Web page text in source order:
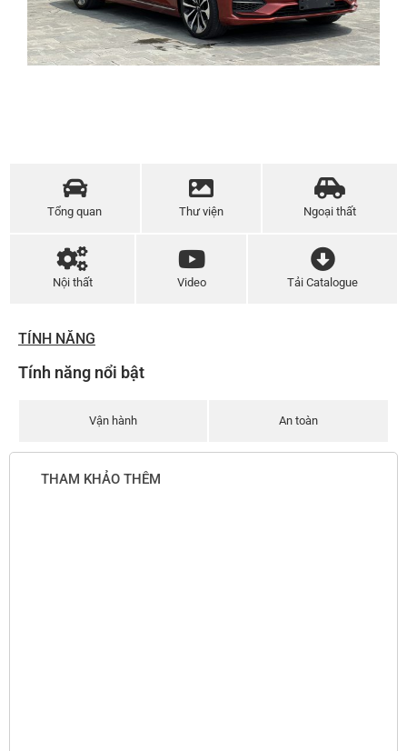
Tổng quan Thư viện Ngoại thất
Nội thất Video Tải Catalogue
TÍNH NĂNG
Tính năng nổi bật
Vận hành An toàn
THAM KHẢO THÊM